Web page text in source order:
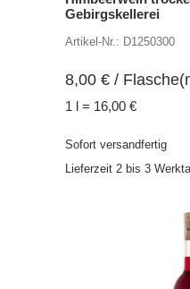
Gebirgskellerei
Artikel-Nr.: D1250300
8,00 € /
1 l = 16,00 €
Sofort versandfertig
Lieferzeit 2 bis 3